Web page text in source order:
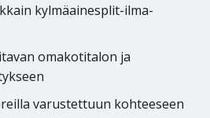
kylmäainesplit-ilma-
omakotitalon ja
varustettuun kohteeseen